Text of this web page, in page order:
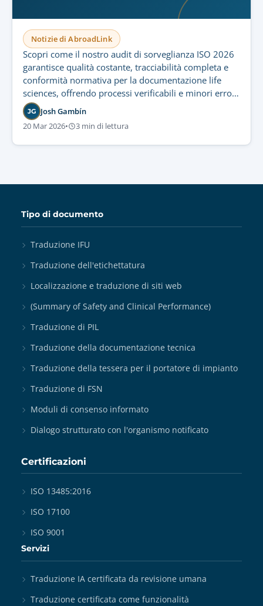
Notizie di AbroadLink
Scopri come il nostro audit di sorveglianza ISO 2026
garantisce qualità costante, tracciabilità completa e
conformità normativa per la documentazione life
sciences, offrendo processi verificabili e minori errori
di traduzione.
JG Josh Gambín
20 Mar 2026• 3 min di lettura
Tipo di documento
Traduzione IFU
Traduzione dell'etichettatura
Localizzazione e traduzione di siti web
(Summary of Safety and Clinical Performance)
Traduzione di PIL
Traduzione della documentazione tecnica
Traduzione della tessera per il portatore di impianto
Traduzione di FSN
Moduli di consenso informato
Dialogo strutturato con l'organismo notificato
Certificazioni
ISO 13485:2016
ISO 17100
ISO 9001
Servizi
Traduzione IA certificata da revisione umana
Traduzione certificata come funzionalità